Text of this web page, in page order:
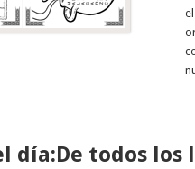
día:De todos